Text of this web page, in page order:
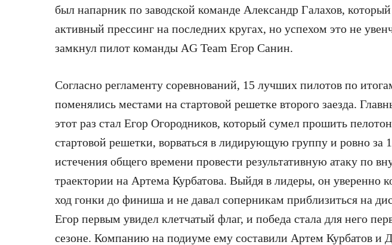
был напарник по заводской команде Александр Галахов,
активный прессинг на последних кругах, но успехом это не
замкнул пилот команды AG Team Егор Санин.
Согласно регламенту соревнований, 15 лучших пилотов по
поменялись местами на стартовой решетке второго заезда.
этот раз стал Егор Огородников, который сумел прошить
стартовой решетки, ворваться в лидирующую группу и ровно за
истечения общего времени провести результативную атаку по
траектории на Артема Курбатова. Выйдя в лидеры, он уверенно
ход гонки до финиша и не давал соперникам приблизиться на
Егор первым увидел клетчатый флаг, и победа стала для него
сезоне. Компанию на подиуме ему составили Артем Курбатов и